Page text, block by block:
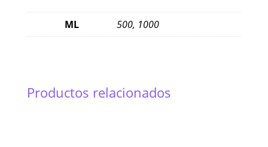
ML 500, 1000
Productos relacionados